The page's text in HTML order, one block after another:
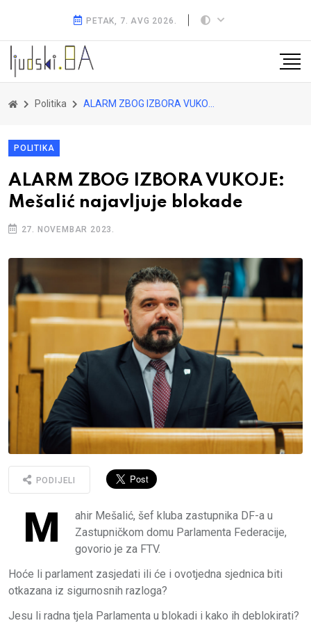
PETAK, 7. AVG 2026.
Politika ALARM ZBOG IZBORA VUKOJE: Mešalić najavljuje blokade
POLITIKA
ALARM ZBOG IZBORA VUKOJE:
Mešalić najavljuje blokade
27. NOVEMBAR 2023.
PODIJELI
M
ahir Mešalić, šef kluba zastupnika DF-a u
Zastupničkom domu Parlamenta Federacije,
govorio je za FTV.
Hoće li parlament zasjedati ili će i ovotjedna sjednica biti
otkazana iz sigurnosnih razloga?
Jesu li radna tjela Parlamenta u blokadi i kako ih deblokirati?